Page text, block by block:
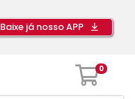
Baixe já nosso APP
0